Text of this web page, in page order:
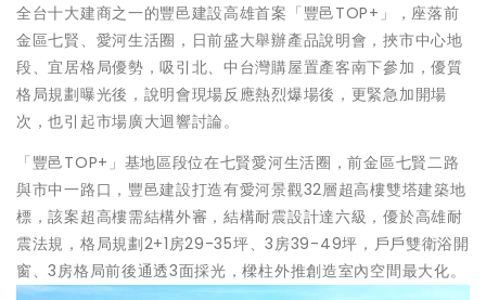
全台十大建商之一的豐邑建設高雄首案「豐邑TOP+」，座落前
金區七賢、愛河生活圈，日前盛大舉辦產品說明會，挾市中心地
段、宜居格局優勢，吸引北、中台灣購屋置產客南下參加，優質
格局規劃曝光後，說明會現場反應熱烈爆場後，更緊急加開場
次，也引起市場廣大迴響討論。
「豐邑TOP+」基地區段位在七賢愛河生活圈，前金區七賢二路
與市中一路口，豐邑建設打造有愛河景觀32層超高樓雙塔建築地
標，該案超高樓需結構外審，結構耐震設計達六級，優於高雄耐
震法規，格局規劃2+1房29-35坪、3房39-49坪，戶戶雙衛浴開
窗、3房格局前後通透3面採光，樑柱外推創造室內空間最大化。